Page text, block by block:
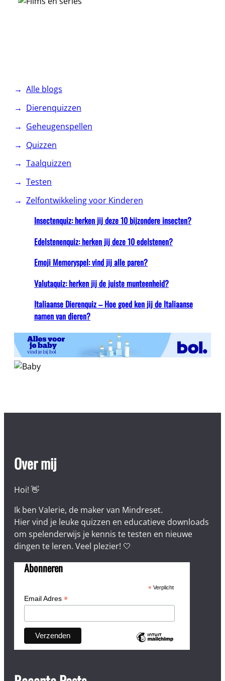
Alle blogs
Dierenquizzen
Geheugenspellen
Quizzen
Taalquizzen
Testen
Zelfontwikkeling voor Kinderen
Insectenquiz: herken jij deze 10 bijzondere insecten?
Edelstenenquiz: herken jij deze 10 edelstenen?
Emoji Memoryspel: vind jij alle paren?
Valutaquiz: herken jij de juiste munteenheid?
Italiaanse Dierenquiz – Hoe goed ken jij de Italiaanse
namen van dieren?
Over mij
Hoi! 👋
Ik ben Valerie, de maker van Mindreset.
Hier vind je leuke quizzen en educatieve downloads
om spelenderwijs je kennis te testen en nieuwe
dingen te leren. Veel plezier! 🤍
Abonneren
*Verplicht
Email Adres *